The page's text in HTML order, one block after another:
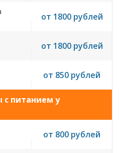
от 1800 рублей
от 1800 рублей
от 850 рублей
с питанием у
от 800 рублей